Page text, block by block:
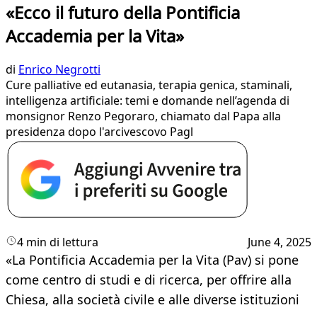
«Ecco il futuro della Pontificia
Accademia per la Vita»
di Enrico Negrotti
Cure palliative ed eutanasia, terapia genica, staminali,
intelligenza artificiale: temi e domande nell’agenda di
monsignor Renzo Pegoraro, chiamato dal Papa alla
presidenza dopo l'arcivescovo Pagl
4 min di lettura June 4, 2025
«La Pontificia Accademia per la Vita (Pav) si pone
come centro di studi e di ricerca, per offrire alla
Chiesa, alla società civile e alle diverse istituzioni